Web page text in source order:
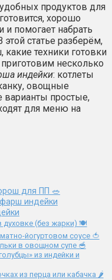
продуктов для
хорошо
и помогает набрать
статье разберём,
техники готовки
несколько
индейки: котлеты
овощные
варианты простые,
для меню на
для ПП 🥗
индейки
духовке (без жарки) 🍽️
йогуртовом соусе 🍅
в овощном супе 🥣
из индейки и
из перца или кабачка 🌶️